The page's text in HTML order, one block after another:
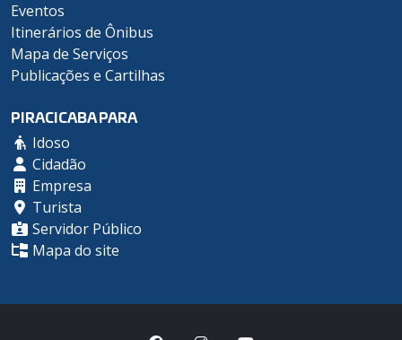
Eventos
Itinerários de Ônibus
Mapa de Serviços
Publicações e Cartilhas
PIRACICABA PARA
Idoso
Cidadão
Empresa
Turista
Servidor Público
Mapa do site